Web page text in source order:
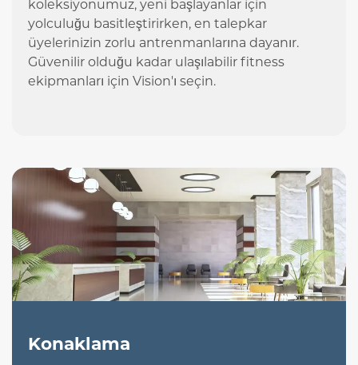
koleksiyonumuz, yeni başlayanlar için
yolculuğu basitleştirirken, en talepkar
üyelerinizin zorlu antrenmanlarına dayanır.
Güvenilir olduğu kadar ulaşılabilir fitness
ekipmanları için Vision'ı seçin.
Konaklama